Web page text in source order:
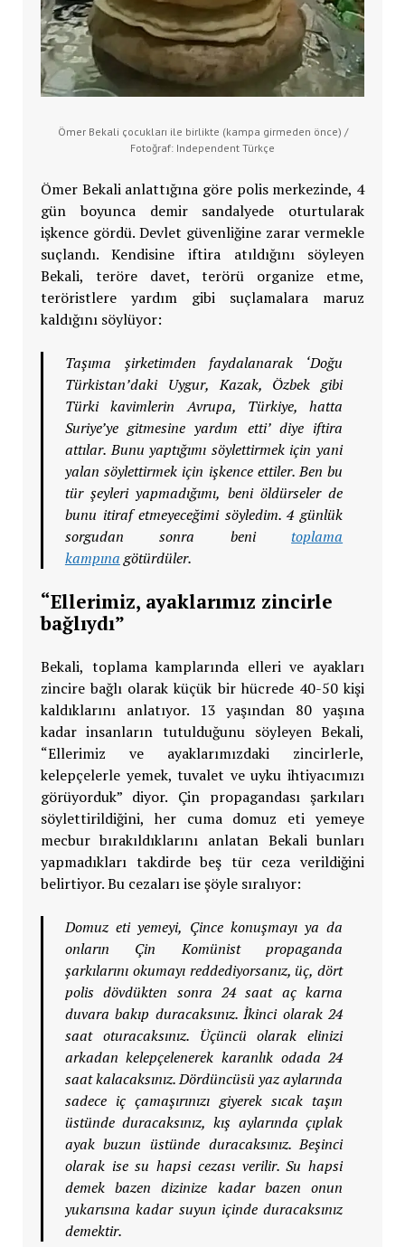
Ömer Bekali çocukları ile birlikte (kampa girmeden önce) /
Fotoğraf: Independent Türkçe
Ömer Bekali anlattığına göre polis merkezinde, 4
gün boyunca demir sandalyede oturtularak
işkence gördü. Devlet güvenliğine zarar vermekle
suçlandı. Kendisine iftira atıldığını söyleyen
Bekali, teröre davet, terörü organize etme,
teröristlere yardım gibi suçlamalara maruz
kaldığını söylüyor:
Taşıma şirketimden faydalanarak ‘Doğu
Türkistan’daki Uygur, Kazak, Özbek gibi
Türki kavimlerin Avrupa, Türkiye, hatta
Suriye’ye gitmesine yardım etti’ diye iftira
attılar. Bunu yaptığımı söylettirmek için yani
yalan söylettirmek için işkence ettiler. Ben bu
tür şeyleri yapmadığımı, beni öldürseler de
bunu itiraf etmeyeceğimi söyledim. 4 günlük
sorgudan sonra benitoplama
kampınagötürdüler.
“Ellerimiz, ayaklarımız zincirle
bağlıydı”
Bekali, toplama kamplarında elleri ve ayakları
zincire bağlı olarak küçük bir hücrede 40-50 kişi
kaldıklarını anlatıyor. 13 yaşından 80 yaşına
kadar insanların tutulduğunu söyleyen Bekali,
“Ellerimiz ve ayaklarımızdaki zincirlerle,
kelepçelerle yemek, tuvalet ve uyku ihtiyacımızı
görüyorduk” diyor. Çin propagandası şarkıları
söylettirildiğini, her cuma domuz eti yemeye
mecbur bırakıldıklarını anlatan Bekali bunları
yapmadıkları takdirde beş tür ceza verildiğini
belirtiyor. Bu cezaları ise şöyle sıralıyor:
Domuz eti yemeyi, Çince konuşmayı ya da
onların Çin Komünist propaganda
şarkılarını okumayı reddediyorsanız, üç, dört
polis dövdükten sonra 24 saat aç karna
duvara bakıp duracaksınız. İkinci olarak 24
saat oturacaksınız. Üçüncü olarak elinizi
arkadan kelepçelenerek karanlık odada 24
saat kalacaksınız. Dördüncüsü yaz aylarında
sadece iç çamaşırınızı giyerek sıcak taşın
üstünde duracaksınız, kış aylarında çıplak
ayak buzun üstünde duracaksınız. Beşinci
olarak ise su hapsi cezası verilir. Su hapsi
demek bazen dizinize kadar bazen onun
yukarısına kadar suyun içinde duracaksınız
demektir.